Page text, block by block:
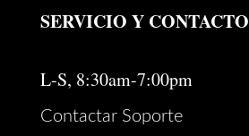
SERVICIO Y CONTACTO
L-S, 8:30am-7:00pm
Contactar Soporte